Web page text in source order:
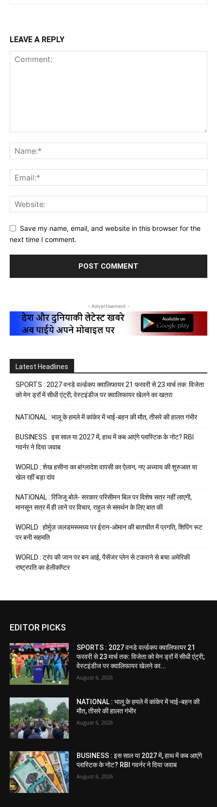
LEAVE A REPLY
Save my name, email, and website in this browser for the
next time I comment.
- Advertisement -
Latest Headlines
SPORTS : 2027 वनडे वर्ल्डकप क्वालिफायर 21 फरवरी से 23 मार्च तक: विजेता
को मेन ड्रॉ में सीधी एंट्री; वेस्टइंडीज पर क्वालिफायर खेलने का खतरा
NATIONAL : भालू के हमले में कांकेर में भाई-बहन की मौत, तीसरे की हालत गंभीर
BUSINESS : इस साल या 2027 में, हाथ में कब आएंगे प्लास्टिक के नोट? RBI
गवर्नर ने दिया जवाब
WORLD : शेख हसीना का बांग्लादेश वापसी का ऐलान, नए अध्याय की शुरुआत या
खेल रहीं बड़ा दांव
NATIONAL : रिजिजू बोले- सरकार परिसीमन बिल पर विशेष सत्र नहीं लाएगी,
मानसून सत्र में ही लाने पर विचार, राहुल से समर्थन के लिए बात की
WORLD : होर्मुज़ जलडमरूमध्य पर ईरान-ओमान की बातचीत में प्रगति, शिपिंग रूट
पर बनी सहमति
WORLD : ट्रंप की जान पर बन आई, पैसेंजर प्लेन से टकराने से बचा अमेरिकी
राष्ट्रपति का हेलीकॉप्टर
EDITOR PICKS
SPORTS : 2027 वनडे वर्ल्डकप क्वालिफायर 21
फरवरी से 23 मार्च तक: विजेता को मेन ड्रॉ में सीधी एंट्री;
वेस्टइंडीज पर क्वालिफायर खेलने का...
August 6, 2026
NATIONAL : भालू के हमले में कांकेर में भाई-बहन की
मौत, तीसरे की हालत गंभीर
August 6, 2026
BUSINESS : इस साल या 2027 में, हाथ में कब आएंगे
प्लास्टिक के नोट? RBI गवर्नर ने दिया जवाब
August 6, 2026